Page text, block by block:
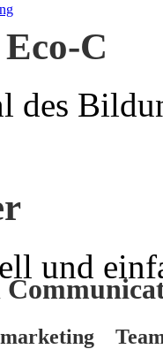
C
des
und